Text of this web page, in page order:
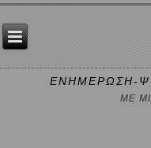
ΕΝΗΜΕΡΩΣΗ-
ΜΕ